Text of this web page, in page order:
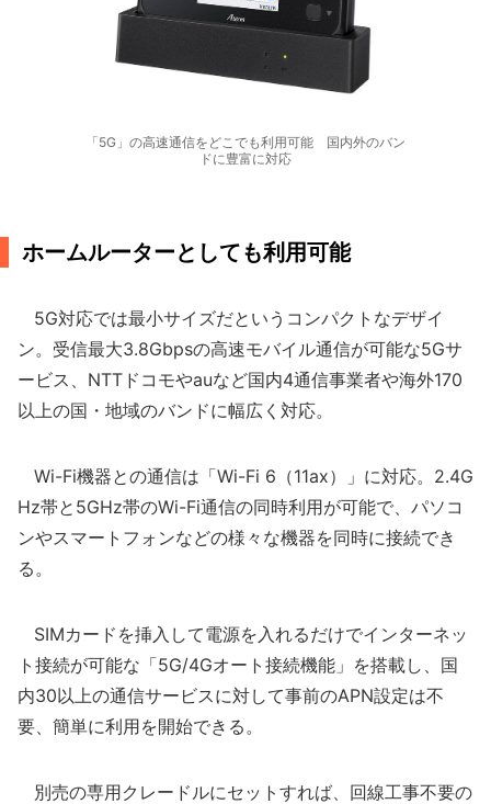
「5G」の高速通信をどこでも利用可能 国内外のバン
ドに豊富に対応
ホームルーターとしても利用可能
5G対応では最小サイズだというコンパクトなデザイ
ン。受信最大3.8Gbpsの高速モバイル通信が可能な5Gサ
ービス、NTTドコモやauなど国内4通信事業者や海外170
以上の国・地域のバンドに幅広く対応。
Wi-Fi機器との通信は「Wi-Fi 6（11ax）」に対応。2.4G
Hz帯と5GHz帯のWi-Fi通信の同時利用が可能で、パソコ
ンやスマートフォンなどの様々な機器を同時に接続でき
る。
SIMカードを挿入して電源を入れるだけでインターネッ
ト接続が可能な「5G/4Gオート接続機能」を搭載し、国
内30以上の通信サービスに対して事前のAPN設定は不
要、簡単に利用を開始できる。
別売の専用クレードルにセットすれば、回線工事不要の